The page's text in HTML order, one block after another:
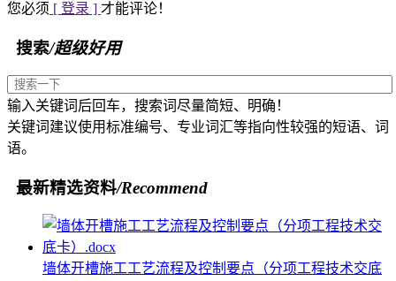
您必须 [ 登录 ] 才能评论！
搜索/超级好用
输入关键词后回车，搜索词尽量简短、明确！
关键词建议使用标准编号、专业词汇等指向性较强的短语、词
语。
最新精选资料/Recommend
墙体开槽施工工艺流程及控制要点（分项工程技术交底